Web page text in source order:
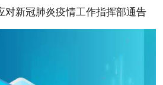
对新冠肺炎疫情工作指挥部通告